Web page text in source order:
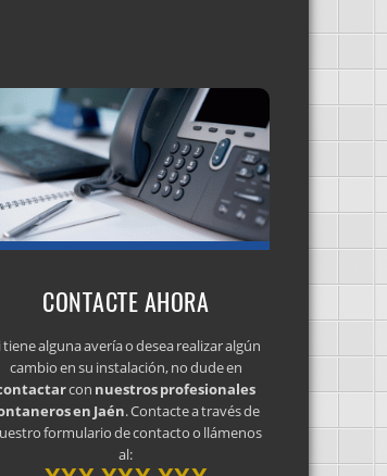
CONTACTE AHORA
tiene alguna avería o desea realizar algún
cambio en su instalación, no dude en
con nuestros profesionales
en Jaén. Contacte a través de
formulario de contacto o llámenos
al: